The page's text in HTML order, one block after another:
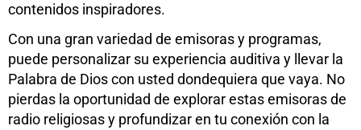
contenidos inspiradores.
Con una gran variedad de emisoras y programas,
puede personalizar su experiencia auditiva y llevar la
Palabra de Dios con usted dondequiera que vaya. No
pierdas la oportunidad de explorar estas emisoras de
radio religiosas y profundizar en tu conexión con la